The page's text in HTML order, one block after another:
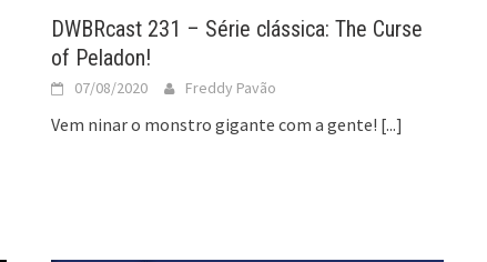
DWBRcast 231 – Série clássica: The Curse
of Peladon!
07/08/2020 Freddy Pavão
Vem ninar o monstro gigante com a gente! [...]